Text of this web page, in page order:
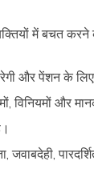
में बचत करने
और पेंशन के लिए
विनियमों और
जवाबदेही,